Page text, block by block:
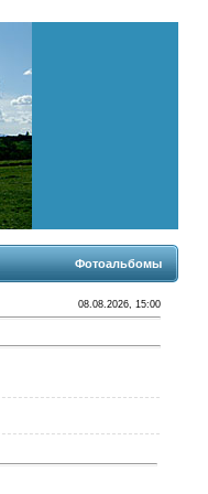
Фотоальбомы
08.08.2026, 15:00